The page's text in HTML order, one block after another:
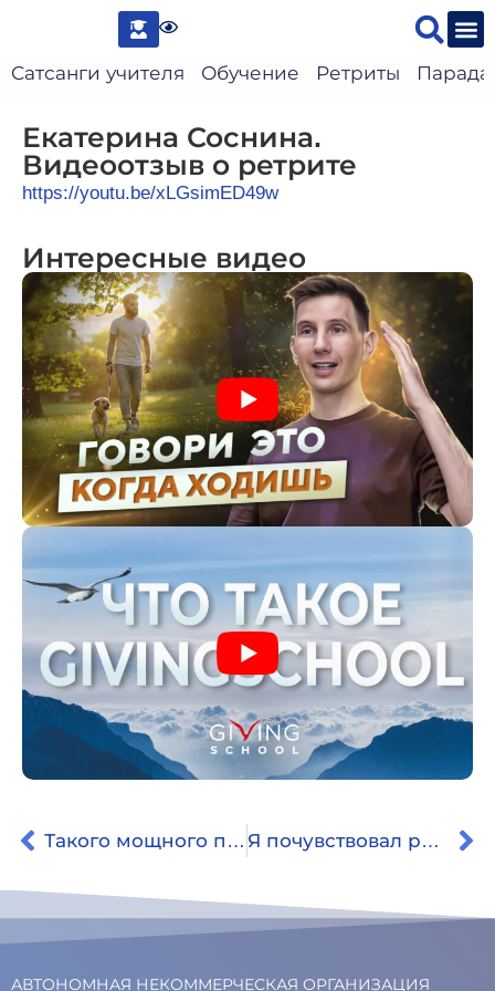
Сатсанги учителя Обучение Ретриты
Екатерина Соснина.
Видеоотзыв о ретрите
https://youtu.be/xLGsimED49w
Интересные видео
Такого мощного погружения я не видела нигде. Откуда и куда мы идем Я почувствовал радость от происходящего, от видения окружающего без груза мыслей.
АВТОНОМНАЯ НЕКОММЕРЧЕСКАЯ ОРГАНИЗАЦИЯ